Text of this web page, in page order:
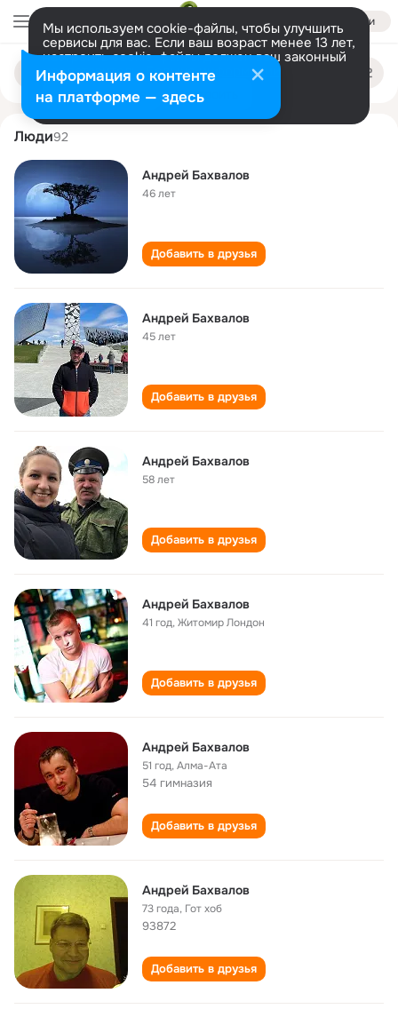
Войти
Мы используем cookie-файлы, чтобы улучшить
сервисы для вас. Если ваш возраст менее 13 лет,
настроить cookie-файлы должен ваш законный
представитель. Больше информации
Разрешить все Настроить
Поиск
людям
andrey bakhvalov
Люди92
Андрей Бахвалов
46 лет
Добавить в друзья
Андрей Бахвалов
45 лет
Добавить в друзья
Андрей Бахвалов
58 лет
Добавить в друзья
Aндрей Бахвалов
41 год,Житомир Лондон
Добавить в друзья
Андрей Бахвалов
51 год,Алма-Ата
54 гимназия
Добавить в друзья
Андрей Бахвалов
73 года, Гот хоб
93872
Добавить в друзья
Информация о контенте
на платформе — здесь